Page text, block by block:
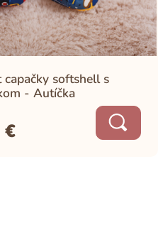
capačky softshell s
- Autíčka
€